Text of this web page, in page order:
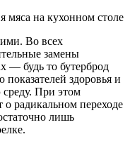
Во всех
замены
— будь то бутерброд
здоровья и
При этом
о радикальном переходе
лишь